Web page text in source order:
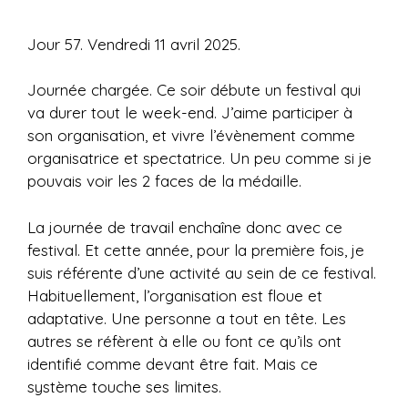
Jour 57. Vendredi 11 avril 2025.
Journée chargée. Ce soir débute un festival qui
va durer tout le week-end. J’aime participer à
son organisation, et vivre l’évènement comme
organisatrice et spectatrice. Un peu comme si je
pouvais voir les 2 faces de la médaille.
La journée de travail enchaîne donc avec ce
festival. Et cette année, pour la première fois, je
suis référente d’une activité au sein de ce festival.
Habituellement, l’organisation est floue et
adaptative. Une personne a tout en tête. Les
autres se réfèrent à elle ou font ce qu’ils ont
identifié comme devant être fait. Mais ce
système touche ses limites.